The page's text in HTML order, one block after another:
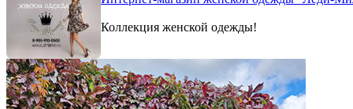
Коллекция женской одежды!